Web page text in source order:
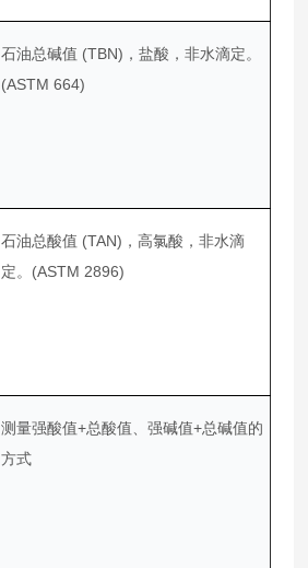
石油总碱值 (TBN)，盐酸，非水滴定。
(ASTM 664)
石油总酸值 (TAN)，高氯酸，非水滴
定。(ASTM 2896)
测量强酸值+总酸值、强碱值+总碱值的
方式